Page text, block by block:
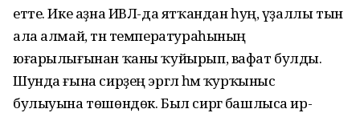
етте. Ике аҙна ИВЛ-да ятҡандан һуң, үҙаллы тын
ала алмай, тән температураһының
юғарылығынан ҡаны ҡуйырып, вафат булды.
Шунда ғына сирҙең эргәлә һәм ҡурҡыныс
булыуына төшөндөк. Был сиргә башлыса ир-